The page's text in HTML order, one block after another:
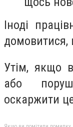
Іноді
домовитися,
Утім, якщо
або
оскаржити